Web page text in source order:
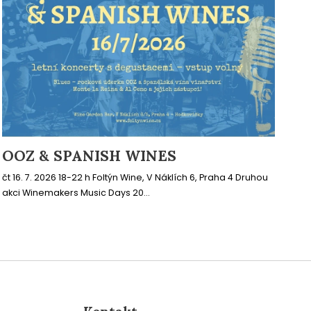
OOZ & SPANISH WINES
čt 16. 7. 2026 18-22 h Foltýn Wine, V Náklích 6, Praha 4 Druhou
akci Winemakers Music Days 20...